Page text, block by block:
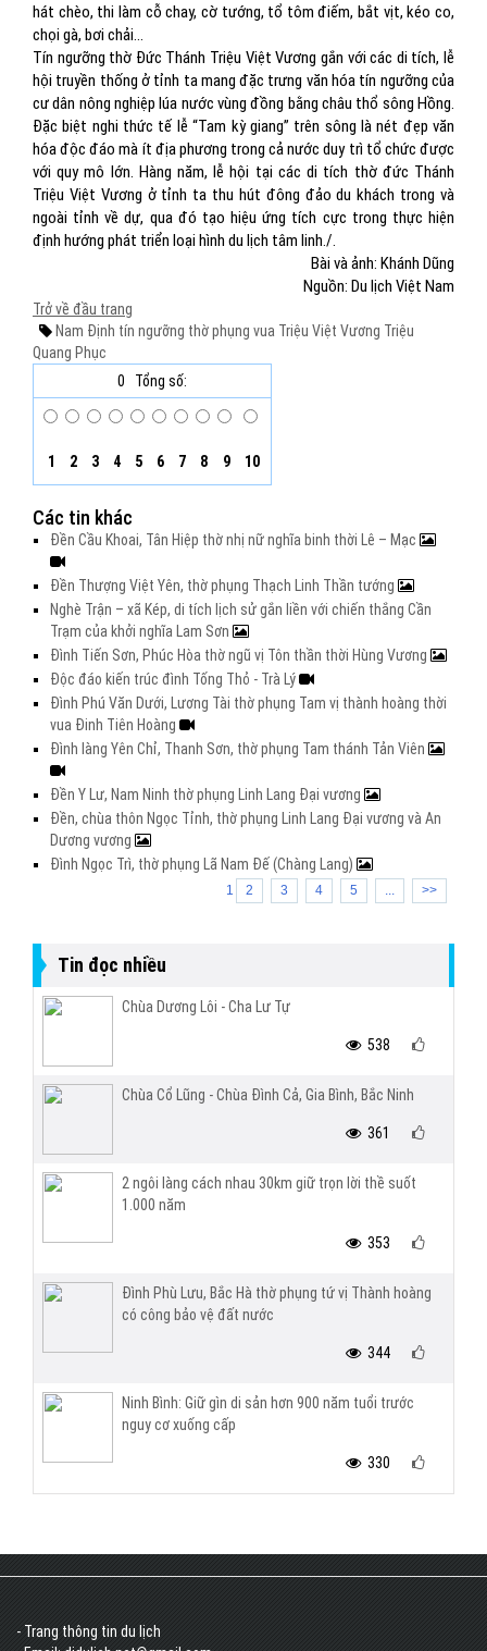
hát chèo, thi làm cỗ chay, cờ tướng, tổ tôm điếm, bắt vịt, kéo co,
chọi gà, bơi chải…
Tín ngưỡng thờ Đức Thánh Triệu Việt Vương gắn với các di tích, lễ
hội truyền thống ở tỉnh ta mang đặc trưng văn hóa tín ngưỡng của
cư dân nông nghiệp lúa nước vùng đồng bằng châu thổ sông Hồng.
Đặc biệt nghi thức tế lễ “Tam kỳ giang” trên sông là nét đẹp văn
hóa độc đáo mà ít địa phương trong cả nước duy trì tổ chức được
với quy mô lớn. Hàng năm, lễ hội tại các di tích thờ đức Thánh
Triệu Việt Vương ở tỉnh ta thu hút đông đảo du khách trong và
ngoài tỉnh về dự, qua đó tạo hiệu ứng tích cực trong thực hiện
định hướng phát triển loại hình du lịch tâm linh./.
Bài và ảnh: Khánh Dũng
Nguồn: Du lịch Việt Nam
Trở về đầu trang
Nam Định tín ngưỡng thờ phụng vua Triệu Việt Vương Triệu
Quang Phục
0
Tổng số:
1 2 3 4 5 6 7 8 9 10
Các tin khác
Đền Cầu Khoai, Tân Hiệp thờ nhị nữ nghĩa binh thời Lê – Mạc
Đền Thượng Việt Yên, thờ phụng Thạch Linh Thần tướng
Nghè Trận – xã Kép, di tích lịch sử gắn liền với chiến thắng Cần
Trạm của khởi nghĩa Lam Sơn
Đình Tiến Sơn, Phúc Hòa thờ ngũ vị Tôn thần thời Hùng Vương
Độc đáo kiến trúc đình Tống Thỏ - Trà Lý
Đình Phú Văn Dưới, Lương Tài thờ phụng Tam vị thành hoàng thời
vua Đinh Tiên Hoàng
Đình làng Yên Chỉ, Thanh Sơn, thờ phụng Tam thánh Tản Viên
Đền Y Lư, Nam Ninh thờ phụng Linh Lang Đại vương
Đền, chùa thôn Ngọc Tỉnh, thờ phụng Linh Lang Đại vương và An
Dương vương
Đình Ngọc Trì, thờ phụng Lã Nam Đế (Chàng Lang)
1 2 3 4 5 ... >>
Tin đọc nhiều
Chùa Dương Lôi - Cha Lư Tự
538
Chùa Cổ Lũng - Chùa Đình Cả, Gia Bình, Bắc Ninh
361
2 ngôi làng cách nhau 30km giữ trọn lời thề suốt
1.000 năm
353
Đình Phù Lưu, Bắc Hà thờ phụng tứ vị Thành hoàng
có công bảo vệ đất nước
344
Ninh Bình: Giữ gìn di sản hơn 900 năm tuổi trước
nguy cơ xuống cấp
330
- Trang thông tin du lịch